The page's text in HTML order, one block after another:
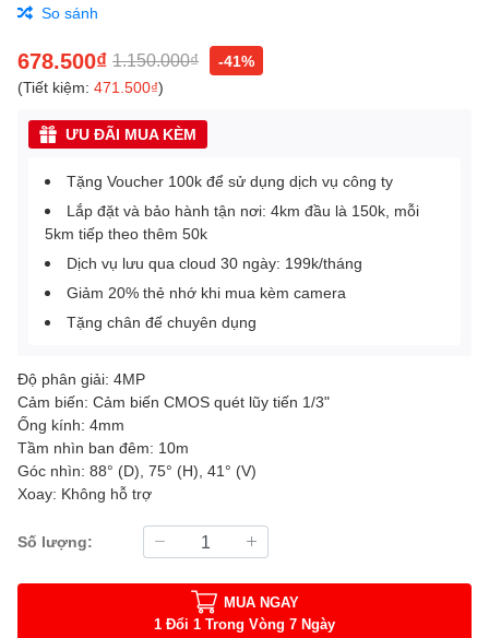
So sánh
678.500₫ 1.150.000₫
-41%
(Tiết kiệm: 471.500₫)
ƯU ĐÃI MUA KÈM
Tặng Voucher 100k để sử dụng dịch vụ công ty
Lắp đặt và bảo hành tận nơi: 4km đầu là 150k, mỗi
5km tiếp theo thêm 50k
Dịch vụ lưu qua cloud 30 ngày: 199k/tháng
Giảm 20% thẻ nhớ khi mua kèm camera
Tặng chân đế chuyên dụng
Độ phân giải: 4MP
Cảm biến: Cảm biến CMOS quét lũy tiến 1/3"
Ống kính: 4mm
Tầm nhìn ban đêm: 10m
Góc nhìn: 88° (D), 75° (H), 41° (V)
Xoay: Không hỗ trợ
Số lượng:
MUA NGAY
1 Đổi 1 Trong Vòng 7 Ngày